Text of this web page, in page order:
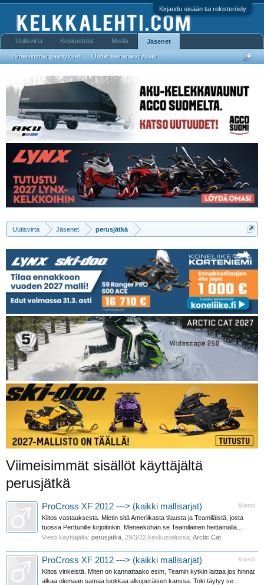
Kirjaudu sisään tai rekisteröidy
Uutisvirta Jäsenet perusjätkä
Viimeisimmät sisällöt käyttäjältä
perusjätkä
Viesti
ProCross XF 2012 ---> (kaikki mallisarjat)
Kiitos vastauksesta. Mietin sitä Ameriikasta tilausta ja Teamiläistä, josta
tuossa Perttunille kirjoitinkin. Meneeköhän se Teamiläinen heittämällä...
Viesti käyttäjältä: perusjätkä 29/3/22 keskustelussa: Arctic Cat
Viesti
ProCross XF 2012 ---> (kaikki mallisarjat)
Kiitos vinkeistä. Miten on kannattaako esim, Teamin kytkin laittaa jos hinnat
alkaa olemaan samaa luokkaa alkuperäisen kanssa. Toki täytyy se...
Uutisvirta Keskustelut Media Jäsenet
Viimeisimmät päivitykset Uudet seinäpäivitykset